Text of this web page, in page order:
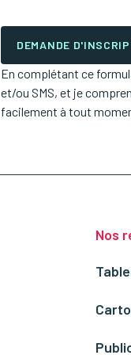
DEMANDE
En complétant ce
et/ou SMS, et je
facilement à tout
Nos